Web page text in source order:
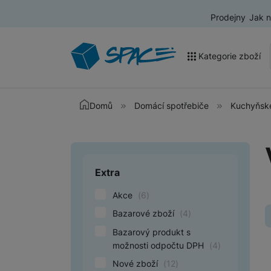
Prodejny Jak
Kategorie zboží
Akce a výprodej
Televize
Audio
Tablety
Domů Domácí spotřebiče
Upřesnit
Extra
Akce (6)
Bazarové zboží (4)
Bazarový produkt s
možnosti odpočtu DPH
(4)
Nové zboží (12)